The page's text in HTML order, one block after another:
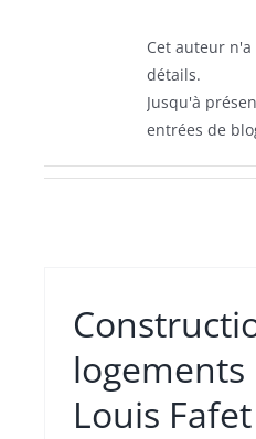
Cet auteur
détails.
Jusqu'à
entrées de
logements
Louis Fafet